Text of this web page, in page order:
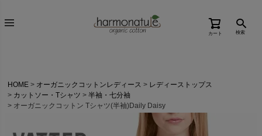
カート 検索
HOME オーガニックコットンレディース
レディーストップス
カットソー・Tシャツ
半袖・七分袖
オーガニックコットン Tシャツ(半袖)Daily Daisy